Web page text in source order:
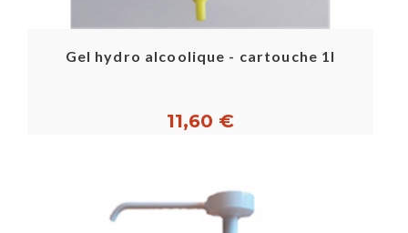
Gel hydro alcoolique - cartouche 1l
11,60 €